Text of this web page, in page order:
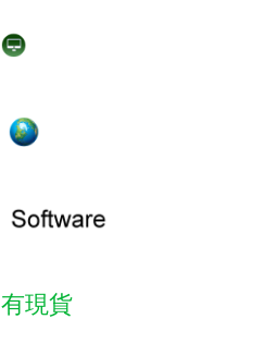
有現貨